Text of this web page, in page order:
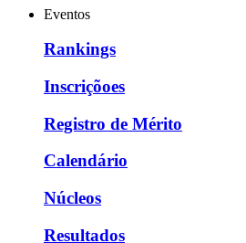
Eventos
Rankings
Inscriçõoes
Registro de Mérito
Calendário
Núcleos
Resultados